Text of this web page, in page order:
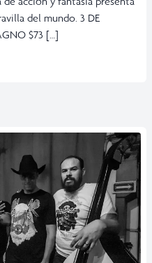
del mundo. 3 DE
$73 […]